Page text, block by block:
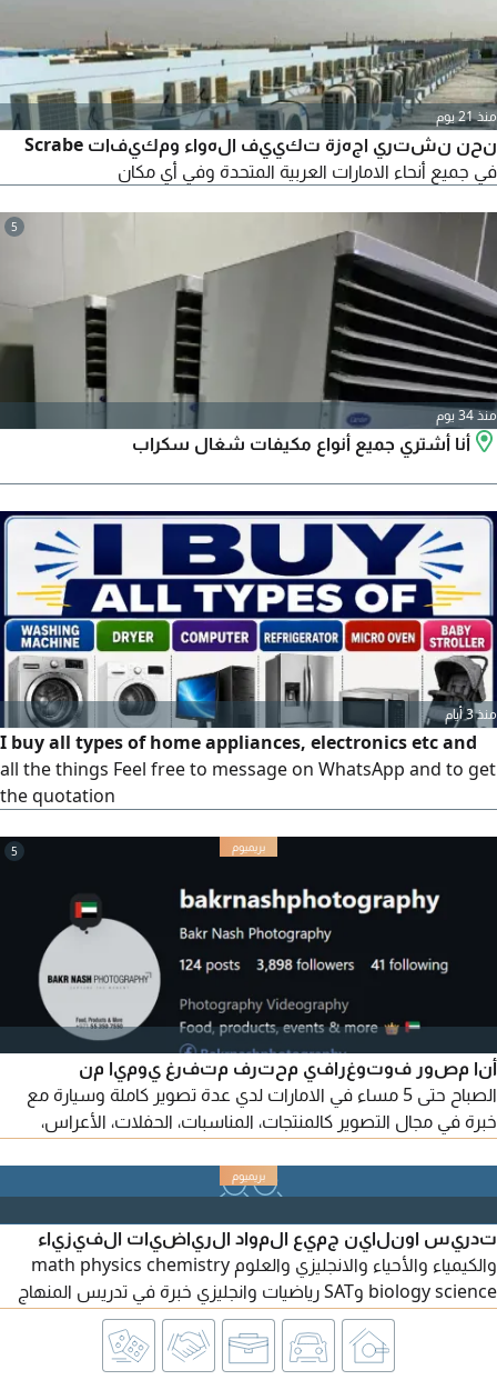
منذ 21 يوم
نحن نشتري اجهزة تكييف الهواء ومكيفات Scrabe
في جميع أنحاء الامارات العربية المتحدة وفي أي مكان
5
منذ 34 يوم
أنا أشتري جميع أنواع مكيفات شغال سكراب
منذ 3 أيام
I buy all types of home appliances, electronics etc and
all the things Feel free to message on WhatsApp and to get
the quotation
5
أنا مصور فوتوغرافي محترف متفرغ يوميا من
الصباح حتى 5 مساء في الامارات لدي عدة تصوير كاملة وسيارة مع
خبرة في مجال التصوير كالمنتجات، المناسبات، الحفلات، الأعراس،
تصوير احترافية، خبرة في معالجة الصور وتحسينها وأجيد العمل على
جميع برامج AI باحترافية
تدريس اونلاين جميع المواد الرياضيات الفيزياء
والكيمياء والأحياء والانجليزي والعلوم math physics chemistry
biology science وSAT رياضيات وانجليزي خبرة في تدريس المنهاج
الوزاري والنخبة والمنهاج الأمريكي والبريطاني ومدارس الشويفات
ومدارس الامارات الوطنية ومدارس أجيال والظفرة والنهضة وأدنوك
ومعاهد التكنولوجيا وتدريس الجامعات ومراجعة علي الهياكل وتوقع